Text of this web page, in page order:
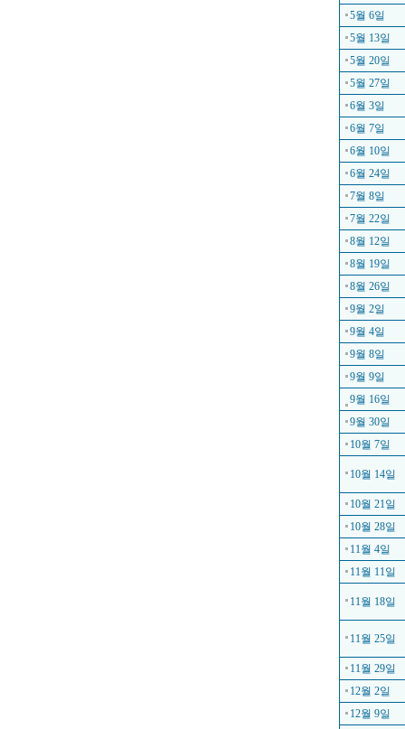
5월 6일
5월 13일
5월 20일
5월 27일
6월 3일
6월 7일
6월 10일
6월 24일
7월 8일
7월 22일
8월 12일
8월 19일
8월 26일
9월 2일
9월 4일
9월 8일
9월 9일
9월 16일
9월 30일
10월 7일
10월 14일
10월 21일
10월 28일
11월 4일
11월 11일
11월 18일
11월 25일
11월 29일
12월 2일
12월 9일